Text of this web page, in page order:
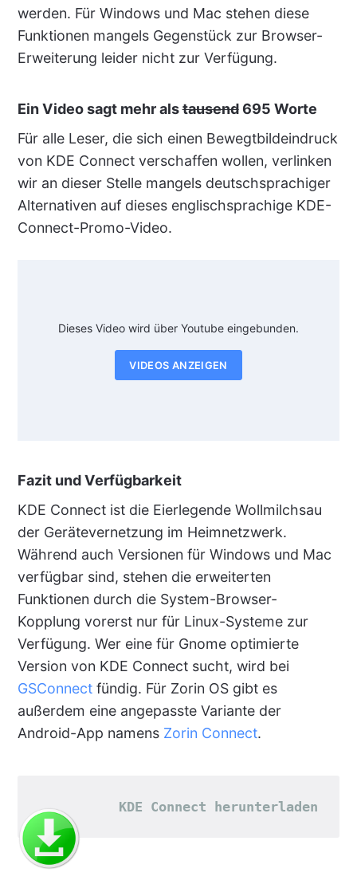
werden. Für Windows und Mac stehen diese
Funktionen mangels Gegenstück zur Browser-
Erweiterung leider nicht zur Verfügung.
Ein Video sagt mehr alstausend695 Worte
Für alle Leser, die sich einen Bewegtbildeindruck
von KDE Connect verschaffen wollen, verlinken
wir an dieser Stelle mangels deutschsprachiger
Alternativen auf dieses englischsprachige KDE-
Connect-Promo-Video.
Dieses Video wird über Youtube eingebunden.
VIDEOS ANZEIGEN
Fazit und Verfügbarkeit
KDE Connect ist die Eierlegende Wollmilchsau
der Gerätevernetzung im Heimnetzwerk.
Während auch Versionen für Windows und Mac
verfügbar sind, stehen die erweiterten
Funktionen durch die System-Browser-
Kopplung vorerst nur für Linux-Systeme zur
Verfügung. Wer eine für Gnome optimierte
Version von KDE Connect sucht, wird bei
GSConnectfündig. Für Zorin OS gibt es
außerdem eine angepasste Variante der
Android-App namens Zorin Connect.
KDE Connect herunterladen